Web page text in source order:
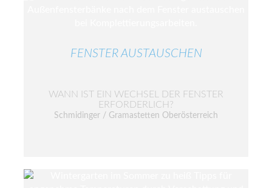
FENSTER AUSTAUSCHEN
WANN IST EIN WECHSEL DER FENSTER
ERFORDERLICH?
Schmidinger / Gramastetten Oberösterreich